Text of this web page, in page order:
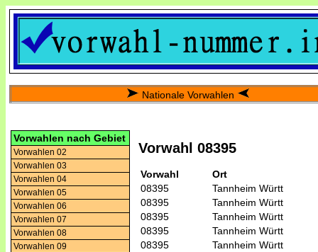
Nationale Vorwahlen
Vorwahlen nach Gebiet
Vorwahlen 02
Vorwahlen 03
Vorwahlen 04
Vorwahlen 05
Vorwahlen 06
Vorwahlen 07
Vorwahlen 08
Vorwahlen 09
Vorwahl 08395
Vorwahl
Ort
08395
Tannheim Württ
08395
Tannheim Württ
08395
Tannheim Württ
08395
Tannheim Württ
08395
Tannheim Württ